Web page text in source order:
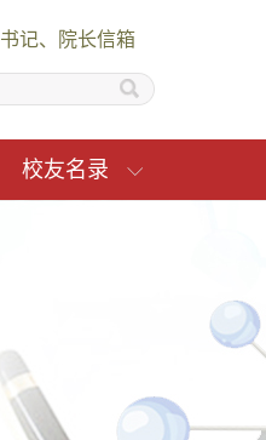
书记、院长信箱
校友名录